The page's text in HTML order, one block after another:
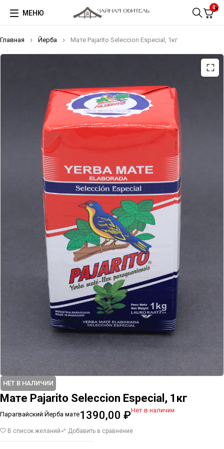
МЕНЮ
0
Главная Йерба Мате Pajarito Seleccion Especial, 1кг
НЕТ В НАЛИЧИИ
Мате Pajarito Seleccion Especial, 1кг
Парагвайский Йерба мате1390,00 ₽Нет в наличии
В список желаний Добавить в сравнение